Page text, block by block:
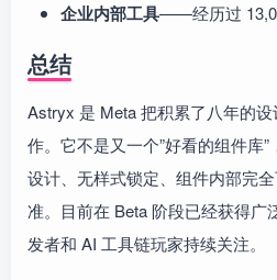
企业内部工具——经历过
总结
Astryx 是 Meta 把积累了八年的
作。它不是又一个”好看的组件库
设计、无样式锁定、组件内部完
准。目前在 Beta 阶段已经获得广
发者和 AI 工具链玩家持续关注。